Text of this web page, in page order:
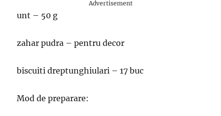
Advertisement
unt – 50 g
zahar pudra – pentru decor
biscuiti dreptunghiulari – 17 buc
Mod de preparare: